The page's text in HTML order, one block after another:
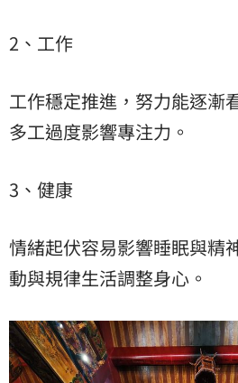
2、工作
工作穩定推進，努力能逐漸
多工過度影響專注力。
3、健康
情緒起伏容易影響睡眠與精
動與規律生活調整身心。